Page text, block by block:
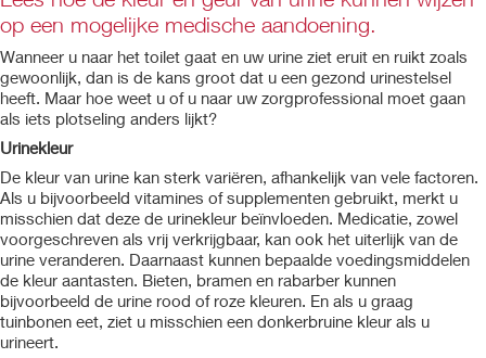
op een mogelijke medische aandoening.
Wanneer u naar het toilet gaat en uw urine ziet eruit en ruikt zoals
gewoonlijk, dan is de kans groot dat u een gezond urinestelsel
heeft. Maar hoe weet u of u naar uw zorgprofessional moet gaan
als iets plotseling anders lijkt?
Urinekleur
De kleur van urine kan sterk variëren, afhankelijk van vele factoren.
Als u bijvoorbeeld vitamines of supplementen gebruikt, merkt u
misschien dat deze de urinekleur beïnvloeden. Medicatie, zowel
voorgeschreven als vrij verkrijgbaar, kan ook het uiterlijk van de
urine veranderen. Daarnaast kunnen bepaalde voedingsmiddelen
de kleur aantasten. Bieten, bramen en rabarber kunnen
bijvoorbeeld de urine rood of roze kleuren. En als u graag
tuinbonen eet, ziet u misschien een donkerbruine kleur als u
urineert.